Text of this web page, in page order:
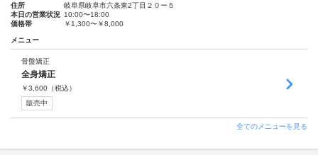
住所
岐阜県岐阜市六条東2丁目２０ー５
本日の営業状況 10:00〜18:00
価格帯
￥1,300〜￥8,000
メニュー
骨盤矯正
全身矯正
￥3,600 （税込）
販売中
全てのメニューを見る